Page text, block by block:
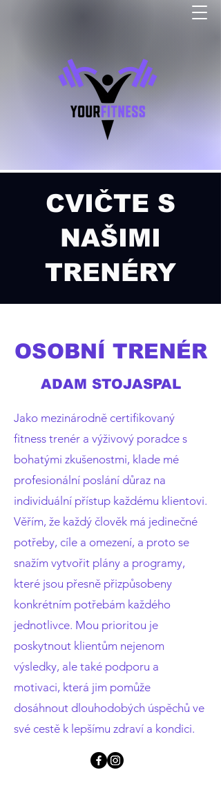
CVIČTE S
NAŠIMI
TRENÉRY
OSOBNÍ TRENÉR
ADAM STOJASPAL
Jako mezinárodně certifikovaný
fitness trenér a výživový poradce s
bohatými zkušenostmi, klade mé
profesionální poslání důraz na
individuální přístup každému klientovi.
Věřím, že každý člověk má jedinečné
potřeby, cíle a omezení, a proto se
snažím vytvořit plány a programy,
které jsou přesně přizpůsobeny
konkrétním potřebám každého
jednotlivce. Mou prioritou je
poskytnout klientům nejenom
výsledky, ale také podporu a
motivaci, která jim pomůže
dosáhnout dlouhodobých úspěchů ve
své cestě k lepšímu zdraví a kondici.